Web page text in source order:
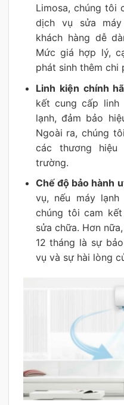
Limosa, chúng tôi
dịch vụ sửa
khách hàng dễ
Mức giá hợp lý,
phát sinh thêm chi
Linh kiện chính
kết cung cấp linh
lạnh, đảm bảo
Ngoài ra, chúng
các thương
trường.
Chế độ bảo hành
vụ, nếu máy
chúng tôi cam
sửa chữa. Hơn
12 tháng là sự
vụ và sự hài lòng